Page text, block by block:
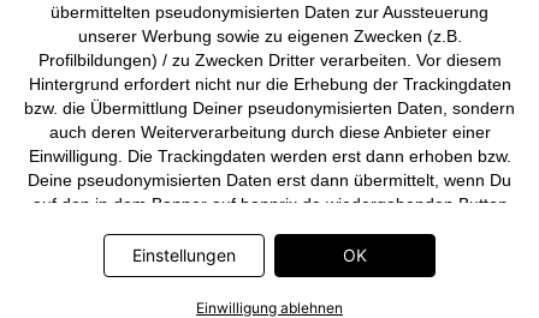
übermittelten pseudonymisierten Daten zur Aussteuerung
unserer Werbung sowie zu eigenen Zwecken (z.B.
Profilbildungen) / zu Zwecken Dritter verarbeiten. Vor diesem
Hintergrund erfordert nicht nur die Erhebung der Trackingdaten
bzw. die Übermittlung Deiner pseudonymisierten Daten, sondern
auch deren Weiterverarbeitung durch diese Anbieter einer
Einwilligung. Die Trackingdaten werden erst dann erhoben bzw.
Deine pseudonymisierten Daten erst dann übermittelt, wenn Du
auf den in dem Banner auf bonprix.de wiedergebenden Button
Unternehmen: Meta Platforms Ireland Limited, Google Ireland
Limited, Pinterest Europe Limited, Microsoft Ireland Operations
Limited, Criteo SA, RTB-House GmbH, Adjust GmbH, Snap
Einstellungen OK
Einwilligung ablehnen